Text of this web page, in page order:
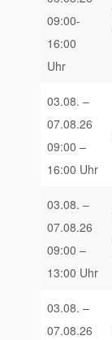
09:00-
16:00
Uhr
03.08. –
07.08.26
09:00 –
16:00 Uhr
03.08. –
07.08.26
09:00 –
13:00 Uhr
03.08. –
07.08.26